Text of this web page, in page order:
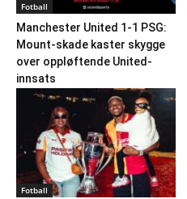
Fotball
Manchester United 1-1 PSG:
Mount-skade kaster skygge
over oppløftende United-
innsats
Fotball